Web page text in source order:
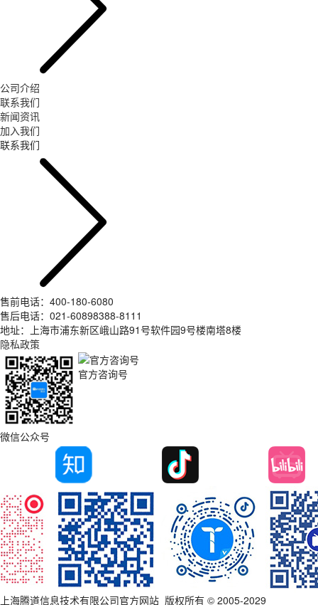
公司介绍
联系我们
新闻资讯
加入我们
联系我们
售前电话：400-180-6080
售后电话：021-60898388-8111
地址：上海市浦东新区峨山路91号软件园9号楼南塔8楼
隐私政策
微信公众号
官方咨询号
上海腾道信息技术有限公司官方网站_版权所有 © 2005-2029